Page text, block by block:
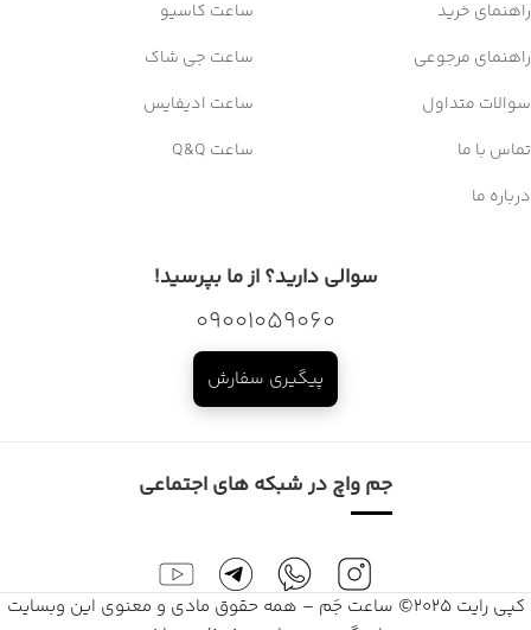
راهنمای خرید
راهنمای مرجوعی
سوالات متداول
تماس با ما
درباره ما
ساعت کاسیو
ساعت جی شاک
ساعت ادیفایس
ساعت Q&Q
سوالی دارید؟ از ما بپرسید!
09001059060
پیگیری سفارش
جم واچ در شبکه های اجتماعی
کپی رایت 2025© ساعت جَم – همه حقوق مادی و معنوی این وبسایت